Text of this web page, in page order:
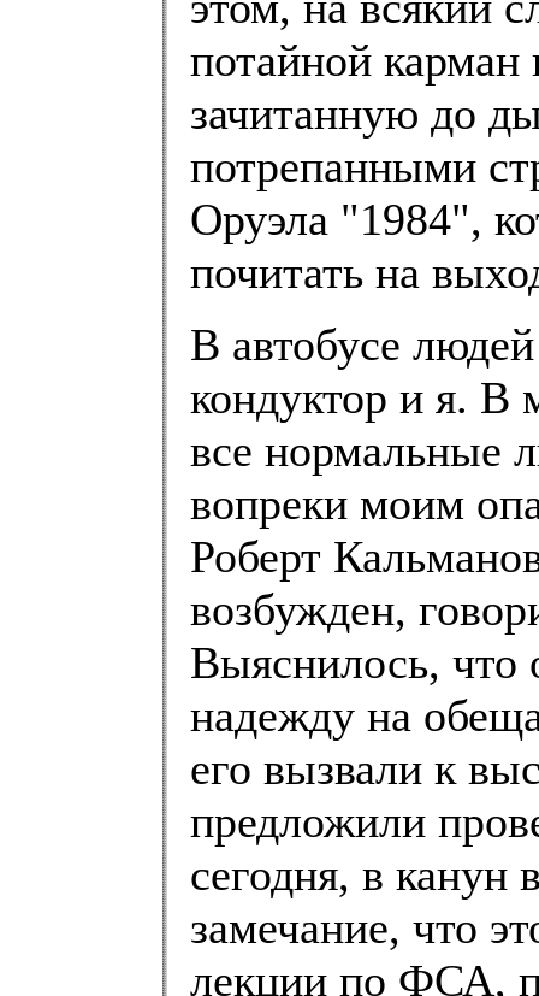
потайной карман
зачитанную до
потрепанными
Оруэла "1984",
почитать на
В автобусе
кондуктор и я. В
все нормальные
вопреки моим
Роберт
возбужден,
Выяснилось, что
надежду на
его вызвали к
предложили
сегодня, в канун
замечание, что
лекции по ФСА,